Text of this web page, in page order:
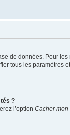
de données. Pour les
tous les paramètres
?
l’option Cacher mon